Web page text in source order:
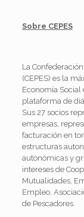
Sobre CEPES
La
(CEPES) es la
Economía Social
plataforma de
Sus 27 socios
empresas,
facturación en
estructuras
autonómicas y
intereses de
Mutualidades,
Empleo,
de Pescadores.